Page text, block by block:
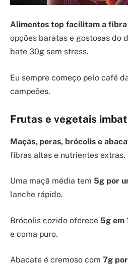
Alimentos top facilitam a fibra
opções baratas e gostosas do
bate 30g sem stress.
Eu sempre começo pelo café
campeões.
Frutas e vegetais
Maçãs, peras, brócolis e
fibras altas e nutrientes extras.
Uma maçã média tem 5g por
lanche rápido.
Brócolis cozido oferece 5g em
e coma puro.
Abacate é cremoso com 7g